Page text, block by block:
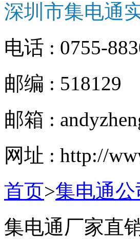
深圳市集电通
电话 : 0755-
邮编 : 518129
邮箱 :
网址 : http://
首页>集电通公
集电通厂家直